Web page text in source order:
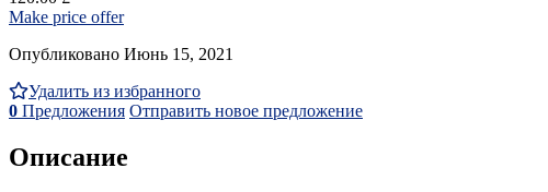
Make price offer
Опубликовано Июнь 15, 2021
Удалить из избранного
0 Предложения Отправить новое предложение
Описание